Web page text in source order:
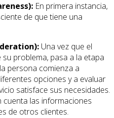
En primera instancia,
de que tiene una
Una vez que el
problema, pasa a la etapa
persona comienza a
opciones y a evaluar
satisface sus necesidades.
cuenta las informaciones
de otros clientes.